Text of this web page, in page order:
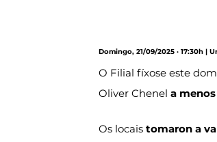
Domingo, 21/09/2025 · 17:30h |
O Filial fíxose este
Oliver Chenel a
Os locais tomaron a